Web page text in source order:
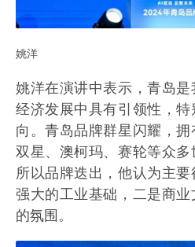
姚洋
姚洋在演讲中表示，青岛
经济发展中具有引领性，
向。青岛品牌群星闪耀，拥
双星、澳柯玛、赛轮等众
所以品牌迭出，他认为主
强大的工业基础，二是商
的氛围。